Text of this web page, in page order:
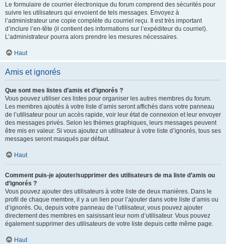
Le formulaire de courrier électronique du forum comprend des sécurités pour
suivre les utilisateurs qui envoient de tels messages. Envoyez à
l’administrateur une copie complète du courriel reçu. Il est très important
d’inclure l’en-tête (il contient des informations sur l’expéditeur du courriel).
L’administrateur pourra alors prendre les mesures nécessaires.
Haut
Amis et ignorés
Que sont mes listes d’amis et d’ignorés ?
Vous pouvez utiliser ces listes pour organiser les autres membres du forum.
Les membres ajoutés à votre liste d’amis seront affichés dans votre panneau
de l’utilisateur pour un accès rapide, voir leur état de connexion et leur envoyer
des messages privés. Selon les thèmes graphiques, leurs messages peuvent
être mis en valeur. Si vous ajoutez un utilisateur à votre liste d’ignorés, tous ses
messages seront masqués par défaut.
Haut
Comment puis-je ajouter/supprimer des utilisateurs de ma liste d’amis ou
d’ignorés ?
Vous pouvez ajouter des utilisateurs à votre liste de deux manières. Dans le
profil de chaque membre, il y a un lien pour l’ajouter dans votre liste d’amis ou
d’ignorés. Ou, depuis votre panneau de l’utilisateur, vous pouvez ajouter
directement des membres en saisissant leur nom d’utilisateur. Vous pouvez
également supprimer des utilisateurs de votre liste depuis cette même page.
Haut